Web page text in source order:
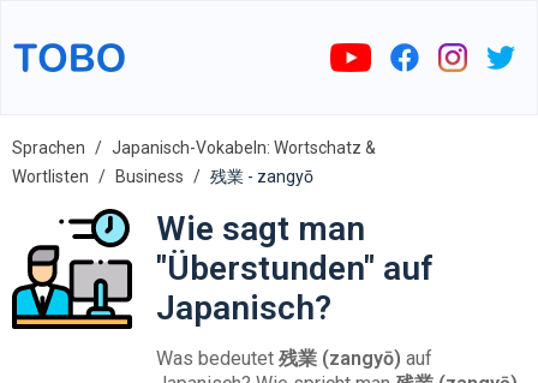
Sprachen
Japanisch-Vokabeln: Wortschatz &
Wortlisten
Business 残業 - zangyō
Wie sagt man
"Überstunden" auf
Japanisch?
Was bedeutet 残業 (zangyō) auf